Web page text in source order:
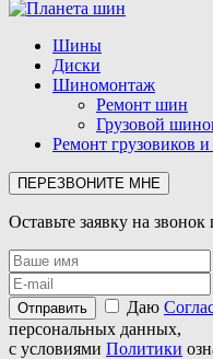
Шины
Диски
Шиномонтаж
Ремонт шин
Грузовой
Ремонт грузовиков
ПЕРЕЗВОНИТЕ МНЕ
Оставьте заявку на
Даю
персональных данных,
с условиями Политики